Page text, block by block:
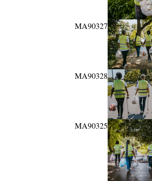
MA90327
MA90328
MA90325